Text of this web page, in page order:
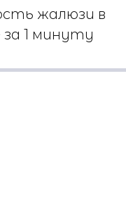
жалюзи в
1 минуту